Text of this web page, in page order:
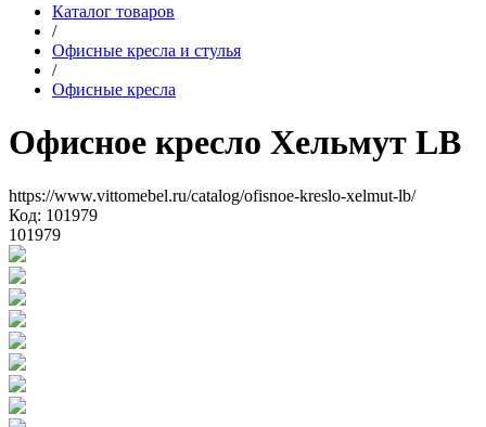
Каталог товаров
/
Офисные кресла и стулья
/
Офисные кресла
Офисное кресло Хельмут LB
https://www.vittomebel.ru/catalog/ofisnoe-kreslo-xelmut-lb/
Код: 101979
101979